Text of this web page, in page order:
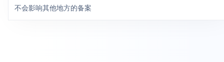
不会影响其他地方的备案